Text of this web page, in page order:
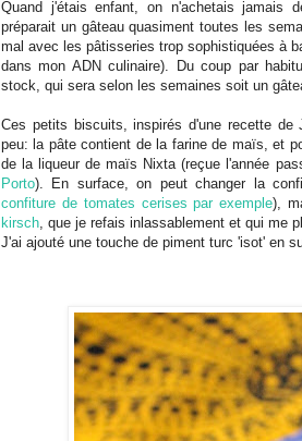
Quand j'étais enfant, on n'achetais jamais
préparait un gâteau quasiment toutes les
mal avec les pâtisseries trop sophistiquées à
dans mon ADN culinaire). Du coup par
stock, qui sera selon les semaines soit un
Ces petits biscuits, inspirés d'une recette
peu: la pâte contient de la farine de maïs, et
de la liqueur de maïs Nixta (reçue l'année
Porto). En surface, on peut changer la
confiture de tomates cerises par exemple),
kirsch, que je refais inlassablement et qui me
J'ai ajouté une touche de piment turc 'isot' en